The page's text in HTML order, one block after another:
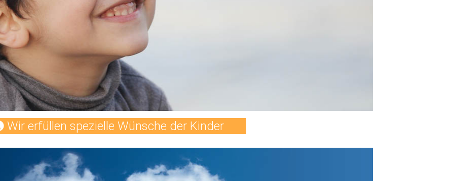
Wir erfüllen spezielle Wünsche der Kinder